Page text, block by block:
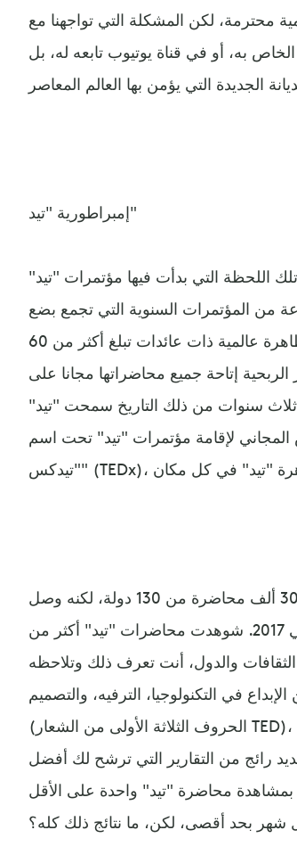
محترمة، لكن المشكلة التي تواجهنا مع
به، أو في قناة يوتيوب تابعه له، بل
إمبراطورية "تيد"
نقصد دعنا نبدأ من العام 1984، في تلك اللحظة التي بدأت فيها مؤتمرات "تيد"
من المؤتمرات السنوية التي تجمع بضع
مئات من الأشخاص في كاليفورنيا سوف تصبح ظاهرة عالمية ذات عائدات تبلغ أكثر من 60
المنظمة غير الربحية إتاحة جميع محاضراتها مجانا على
ثلاث سنوات من ذلك التاريخ سمحت "تيد"
لإقامة مؤتمرات "تيد" تحت اسم
في العام 2014 وصل(4) عدد محاضرات "تيد" إلى 30 ألف محاضرة من 130 دولة، لكنه وصل
إلى 100 ألف محاضرة بعدها بثلاث سنوات فقط في 2017. شوهدت محاضرات "تيد" أكثر من
والدول، أنت تعرف ذلك وتلاحظه
في التكنولوجيا، الترفيه، والتصميم
(الحروف الثلاثة الأولى من الشعار TED)، بل أصبحت بشكل ما بديلا عن المحاضرات الفعلية،
رائج من التقارير التي ترشح لك أفضل
محاضرة "تيد" واحدة على الأقل